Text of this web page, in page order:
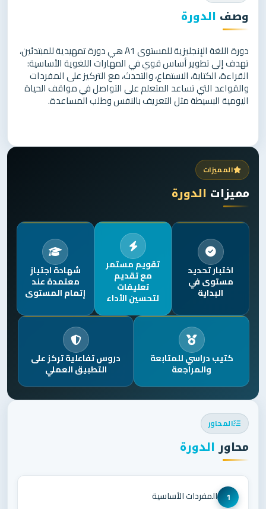
وصف الدورة
دورة اللغة الإنجليزية للمستوى A1 هي دورة تمهيدية للمبتدئين،
تهدف إلى تطوير أساس قوي في المهارات اللغوية الأساسية:
القراءة، الكتابة، الاستماع، والتحدث، مع التركيز على المفردات
والقواعد التي تساعد المتعلم على التواصل في مواقف الحياة
اليومية البسيطة مثل التعريف بالنفس وطلب المساعدة.
المميزات
مميزات الدورة
اختبار تحديد
مستوى في
البداية
تقويم مستمر
مع تقديم
تعليقات
لتحسين الأداء
شهادة اجتياز
معتمدة عند
إتمام المستوى
كتيب دراسي للمتابعة
والمراجعة
دروس تفاعلية تركز على
التطبيق العملي
المحاور
محاورالدورة
1 المفردات الأساسية